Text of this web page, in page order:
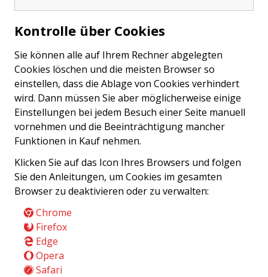
Kontrolle über Cookies
Sie können alle auf Ihrem Rechner abgelegten
Cookies löschen und die meisten Browser so
einstellen, dass die Ablage von Cookies verhindert
wird. Dann müssen Sie aber möglicherweise einige
Einstellungen bei jedem Besuch einer Seite manuell
vornehmen und die Beeinträchtigung mancher
Funktionen in Kauf nehmen.
Klicken Sie auf das Icon Ihres Browsers und folgen
Sie den Anleitungen, um Cookies im gesamten
Browser zu deaktivieren oder zu verwalten:
Chrome
Firefox
Edge
Opera
Safari